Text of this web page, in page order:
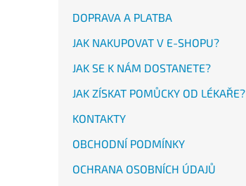
DOPRAVA A PLATBA
JAK NAKUPOVAT V E-SHOPU?
JAK SE K NÁM DOSTANETE?
JAK ZÍSKAT POMŮCKY OD LÉKAŘE?
KONTAKTY
OBCHODNÍ PODMÍNKY
OCHRANA OSOBNÍCH ÚDAJŮ